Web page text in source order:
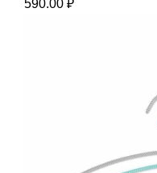
590.00 ₽